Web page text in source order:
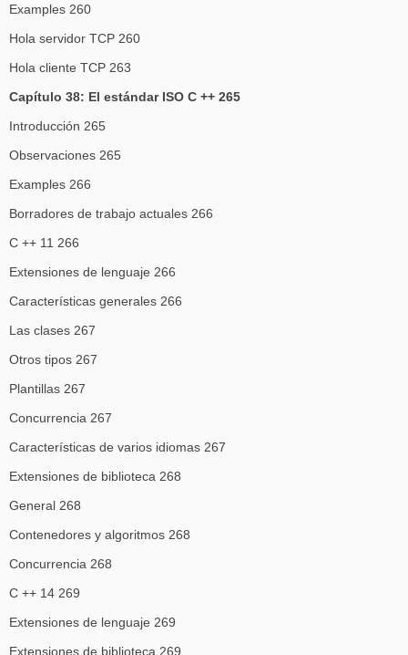
Examples 260
Hola servidor TCP 260
Hola cliente TCP 263
Capítulo 38: El estándar ISO C ++ 265
Introducción 265
Observaciones 265
Examples 266
Borradores de trabajo actuales 266
C ++ 11 266
Extensiones de lenguaje 266
Características generales 266
Las clases 267
Otros tipos 267
Plantillas 267
Concurrencia 267
Características de varios idiomas 267
Extensiones de biblioteca 268
General 268
Contenedores y algoritmos 268
Concurrencia 268
C ++ 14 269
Extensiones de lenguaje 269
Extensiones de biblioteca 269